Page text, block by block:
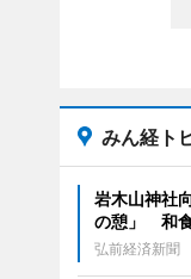
みん経ト
岩木山神社
の憩」 和
弘前経済新聞